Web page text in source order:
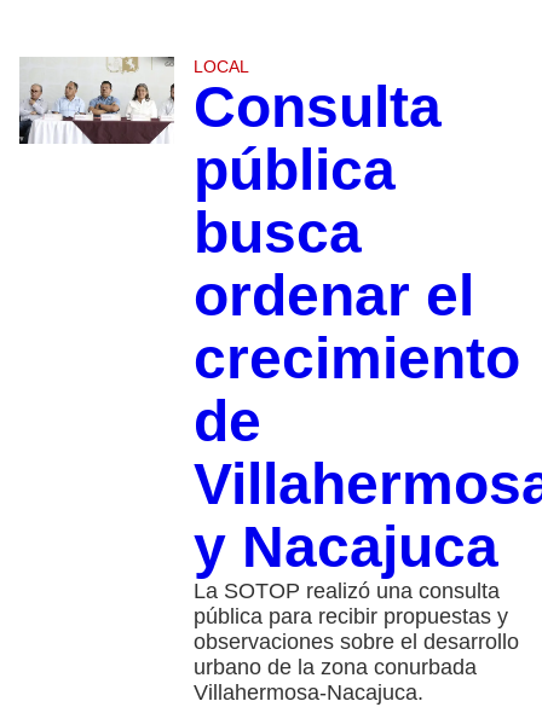
LOCAL
Consulta
pública
busca
ordenar el
crecimiento
de
y Nacajuca
La SOTOP realizó una consulta
pública para recibir propuestas y
observaciones sobre el desarrollo
urbano de la zona conurbada
Villahermosa-Nacajuca.